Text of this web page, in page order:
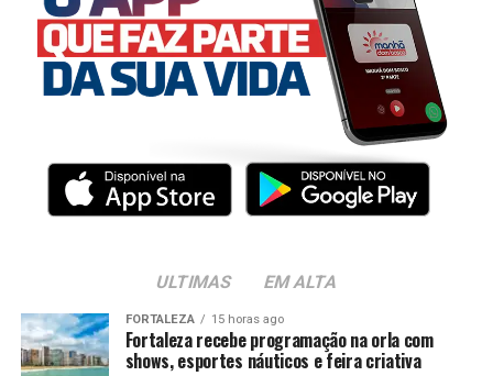
ULTIMAS EM ALTA
FORTALEZA 15 horas ago
Fortaleza recebe programação na orla com
shows, esportes náuticos e feira criativa